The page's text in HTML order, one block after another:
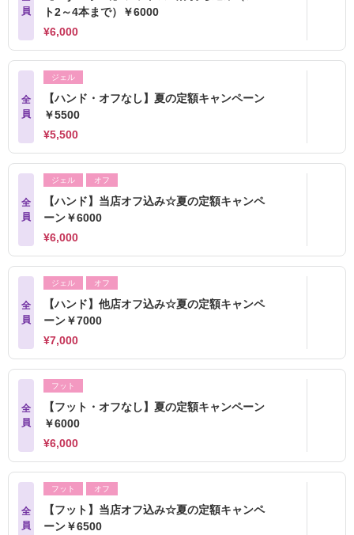
員
ト2～4本まで）￥6000
¥6,000
全
員
ジェル
【ハンド・オフなし】夏の定額キャンペーン
￥5500
¥5,500
全
員
ジェル オフ
【ハンド】当店オフ込み☆夏の定額キャンペ
ーン￥6000
¥6,000
全
員
ジェル オフ
【ハンド】他店オフ込み☆夏の定額キャンペ
ーン￥7000
¥7,000
全
員
フット
【フット・オフなし】夏の定額キャンペーン
￥6000
¥6,000
全
員
フット オフ
【フット】当店オフ込み☆夏の定額キャンペ
ーン￥6500